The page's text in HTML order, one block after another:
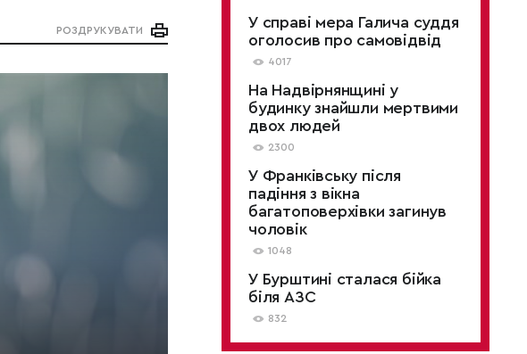
РОЗДРУКУВАТИ
У справі мера Галича суддя
оголосив про самовідвід
4017
На Надвірнянщині у
будинку знайшли мертвими
двох людей
2300
У Франківську після
падіння з вікна
багатоповерхівки загинув
чоловік
1048
У Бурштині сталася бійка
біля АЗС
832